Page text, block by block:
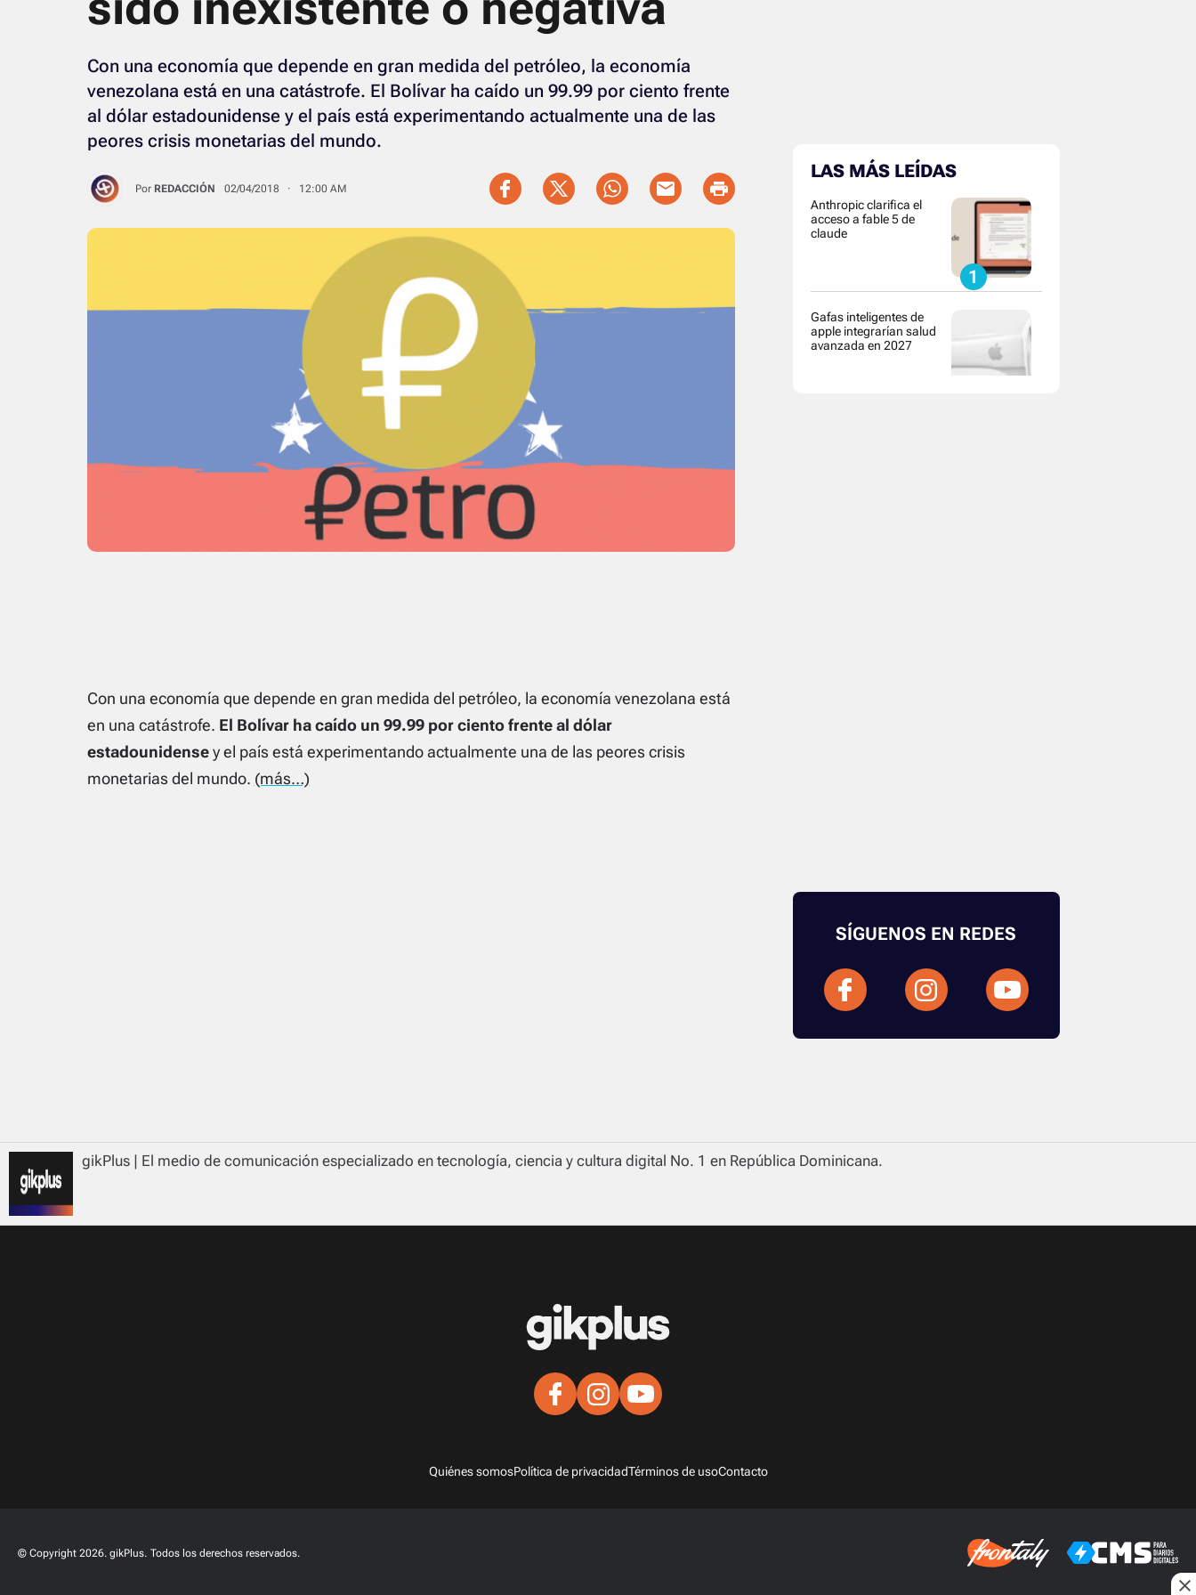
Con una economía que depende en gran medida del petróleo, la economía
venezolana está en una catástrofe. El Bolívar ha caído un 99.99 por ciento frente
al dólar estadounidense y el país está experimentando actualmente una de las
peores crisis monetarias del mundo.
Por REDACCIÓN 02/04/2018 · 12:00 AM
Con una economía que depende en gran medida del petróleo, la economía venezolana está
en una catástrofe. El Bolívar ha caído un 99.99 por ciento frente al dólar
estadounidensey el país está experimentando actualmente una de las peores crisis
monetarias del mundo. (más…)
LAS MÁS LEÍDAS
Anthropic clarifica el
acceso a fable 5 de
claude
Gafas inteligentes de
apple integrarían salud
avanzada en 2027
SÍGUENOS EN REDES
gikPlus | El medio de comunicación especializado en tecnología, ciencia y cultura digital No. 1 en República Dominicana.
Quiénes somosPolítica de privacidadTérminos de usoContacto
© Copyright 2026. gikPlus. Todos los derechos reservados.